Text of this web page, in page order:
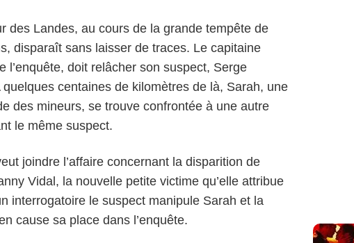
des Landes, au cours de la grande tempête de
disparaît sans laisser de traces. Le capitaine
l’enquête, doit relâcher son suspect, Serge
centaines de kilomètres de là, Sarah, une
des mineurs, se trouve confrontée à une autre
le même suspect.
joindre l’affaire concernant la disparition de
Vidal, la nouvelle petite victime qu’elle attribue
interrogatoire le suspect manipule Sarah et la
cause sa place dans l’enquête.